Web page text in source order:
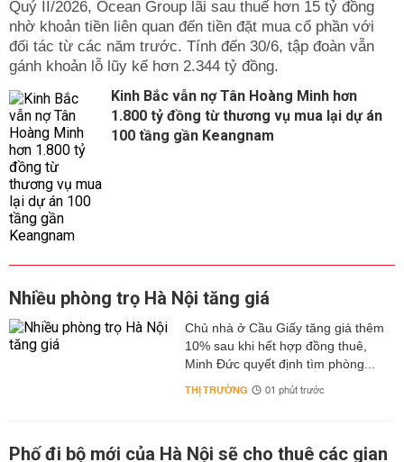
Quý II/2026, Ocean Group lãi sau thuế hơn 15 tỷ đồng
nhờ khoản tiền liên quan đến tiền đặt mua cổ phần với
đối tác từ các năm trước. Tính đến 30/6, tập đoàn vẫn
gánh khoản lỗ lũy kế hơn 2.344 tỷ đồng.
Kinh Bắc vẫn nợ Tân Hoàng Minh hơn
1.800 tỷ đồng từ thương vụ mua lại dự án
100 tầng gần Keangnam
Nhiều phòng trọ Hà Nội tăng giá
Chủ nhà ở Cầu Giấy tăng giá thêm
10% sau khi hết hợp đồng thuê,
Minh Đức quyết định tìm phòng...
THỊ TRƯỜNG 01 phút trước
Phố đi bộ mới của Hà Nội sẽ cho thuê các gian